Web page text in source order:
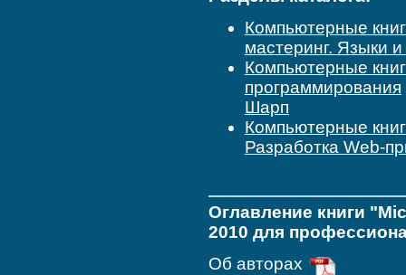
Компьютерные
мастеринг. Языки
Компьютерные
программирования
Шарп
Компьютерные
Разработка Web-
Оглавление книги
2010 для
Об авторах